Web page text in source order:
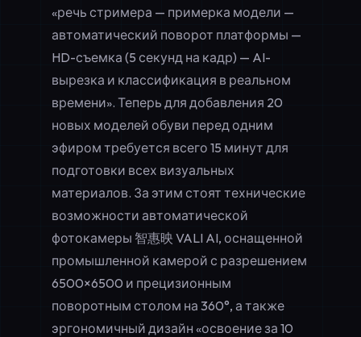
«речь стримера — примерка модели —
автоматический поворот платформы —
HD-съемка (5 секунд на кадр) — AI-
вырезка и классификация в реальном
времени». Теперь для добавления 20
новых моделей обуви перед одним
эфиром требуется всего 15 минут для
подготовки всех визуальных
материалов. За этим стоят технические
возможности автоматической
фотокамеры 智惠映 VALI AI, оснащенной
промышленной камерой с разрешением
6500×6500 и прецизионным
поворотным столом на 360°, а также
эргономичный дизайн «освоение за 10